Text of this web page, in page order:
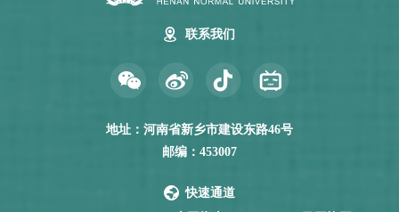
联系我们
地址：河南省新乡市建设东路46号
邮编：453007
快速通道